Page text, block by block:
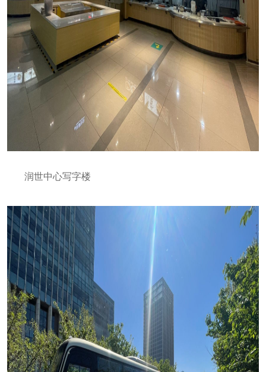
润世中心写字楼